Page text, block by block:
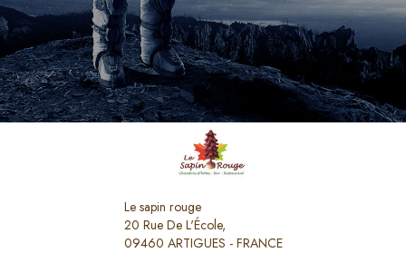
Le sapin rouge
20 Rue De L'École,
09460 ARTIGUES - FRANCE